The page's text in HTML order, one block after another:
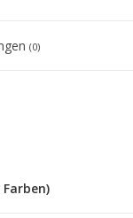
(0)